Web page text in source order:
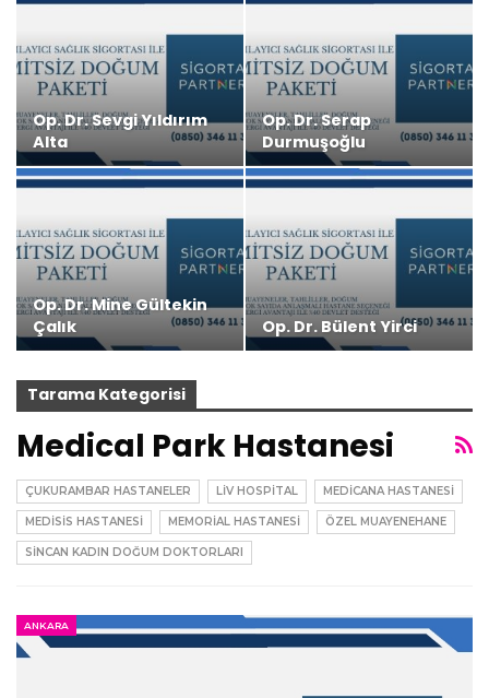
Op. Dr. Sevgi Yıldırım
Alta
Op. Dr. Serap
Durmuşoğlu
Op. Dr. Mine Gültekin
Çalık
Op. Dr. Bülent Yirci
Tarama Kategorisi
Medical Park Hastanesi
ÇUKURAMBAR HASTANELER LIV HOSPITAL MEDICANA HASTANESI
MEDISIS HASTANESI MEMORIAL HASTANESI ÖZEL MUAYENEHANE
SINCAN KADIN DOĞUM DOKTORLARI
ANKARA